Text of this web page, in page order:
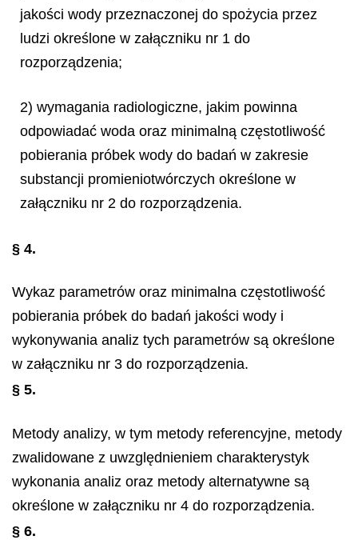
jakości wody przeznaczonej do spożycia przez
ludzi określone w załączniku nr 1 do
rozporządzenia;
2) wymagania radiologiczne, jakim powinna
odpowiadać woda oraz minimalną częstotliwość
pobierania próbek wody do badań w zakresie
substancji promieniotwórczych określone w
załączniku nr 2 do rozporządzenia.
§ 4.
Wykaz parametrów oraz minimalna częstotliwość
pobierania próbek do badań jakości wody i
wykonywania analiz tych parametrów są określone
w załączniku nr 3 do rozporządzenia.
§ 5.
Metody analizy, w tym metody referencyjne, metody
zwalidowane z uwzględnieniem charakterystyk
wykonania analiz oraz metody alternatywne są
określone w załączniku nr 4 do rozporządzenia.
§ 6.